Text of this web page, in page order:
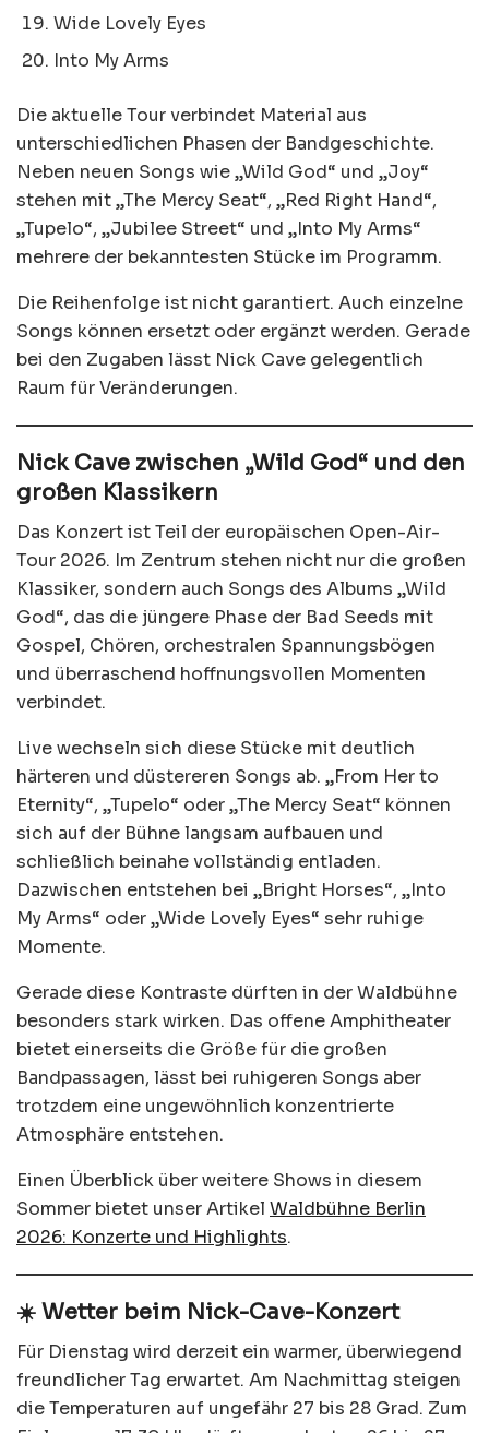
Wide Lovely Eyes
Into My Arms
Die aktuelle Tour verbindet Material aus
unterschiedlichen Phasen der Bandgeschichte.
Neben neuen Songs wie „Wild God“ und „Joy“
stehen mit „The Mercy Seat“, „Red Right Hand“,
„Tupelo“, „Jubilee Street“ und „Into My Arms“
mehrere der bekanntesten Stücke im Programm.
Die Reihenfolge ist nicht garantiert. Auch einzelne
Songs können ersetzt oder ergänzt werden. Gerade
bei den Zugaben lässt Nick Cave gelegentlich
Raum für Veränderungen.
Nick Cave zwischen „Wild God“ und den
großen Klassikern
Das Konzert ist Teil der europäischen Open-Air-
Tour 2026. Im Zentrum stehen nicht nur die großen
Klassiker, sondern auch Songs des Albums „Wild
God“, das die jüngere Phase der Bad Seeds mit
Gospel, Chören, orchestralen Spannungsbögen
und überraschend hoffnungsvollen Momenten
verbindet.
Live wechseln sich diese Stücke mit deutlich
härteren und düstereren Songs ab. „From Her to
Eternity“, „Tupelo“ oder „The Mercy Seat“ können
sich auf der Bühne langsam aufbauen und
schließlich beinahe vollständig entladen.
Dazwischen entstehen bei „Bright Horses“, „Into
My Arms“ oder „Wide Lovely Eyes“ sehr ruhige
Momente.
Gerade diese Kontraste dürften in der Waldbühne
besonders stark wirken. Das offene Amphitheater
bietet einerseits die Größe für die großen
Bandpassagen, lässt bei ruhigeren Songs aber
trotzdem eine ungewöhnlich konzentrierte
Atmosphäre entstehen.
Einen Überblick über weitere Shows in diesem
Sommer bietet unser Artikel Waldbühne Berlin
2026: Konzerte und Highlights.
☀️ Wetter beim Nick-Cave-Konzert
Für Dienstag wird derzeit ein warmer, überwiegend
freundlicher Tag erwartet. Am Nachmittag steigen
die Temperaturen auf ungefähr 27 bis 28 Grad. Zum